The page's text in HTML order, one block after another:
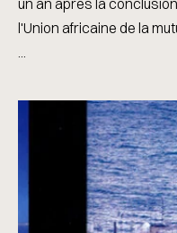
un an après la
l'Union africaine de la
...